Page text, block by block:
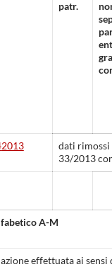
patr.
2013
dati rimossi
33/2013
A-M
effettuata ai